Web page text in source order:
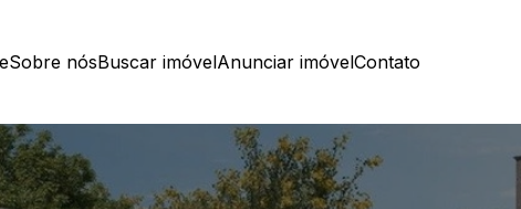
Sobre nósBuscar imóvelAnunciar imóvelContato